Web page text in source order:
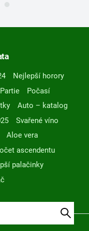
Nejlepší horory
Partie
Počasí
Auto – katalog
Svařené víno
Aloe vera
ascendentu
palačinky